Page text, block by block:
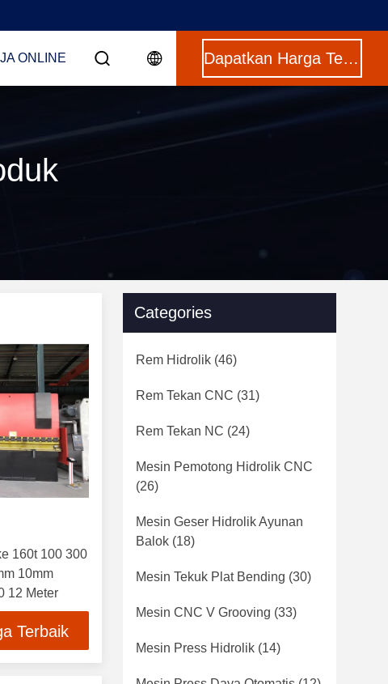
ONLINE Dapatkan Harga Terbaik
160t 100 300
10mm
12 Meter
Terbaik
Categories
Rem Hidrolik (46)
Rem Tekan CNC (31)
Rem Tekan NC (24)
Mesin Pemotong Hidrolik CNC
(26)
Mesin Geser Hidrolik Ayunan
Balok (18)
Mesin Tekuk Plat Bending (30)
Mesin CNC V Grooving (33)
Mesin Press Hidrolik (14)